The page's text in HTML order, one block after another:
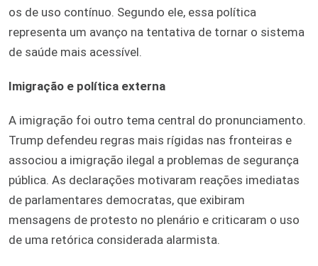
os de uso contínuo. Segundo ele, essa política
representa um avanço na tentativa de tornar o sistema
de saúde mais acessível.
Imigração e política externa
A imigração foi outro tema central do pronunciamento.
Trump defendeu regras mais rígidas nas fronteiras e
associou a imigração ilegal a problemas de segurança
pública. As declarações motivaram reações imediatas
de parlamentares democratas, que exibiram
mensagens de protesto no plenário e criticaram o uso
de uma retórica considerada alarmista.